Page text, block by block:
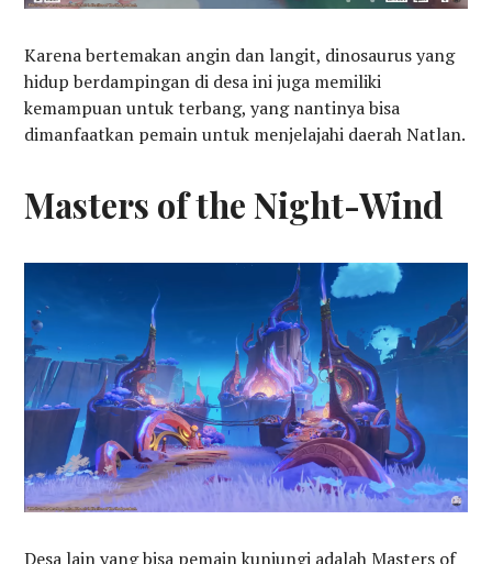
Karena bertemakan angin dan langit, dinosaurus yang
hidup berdampingan di desa ini juga memiliki
kemampuan untuk terbang, yang nantinya bisa
dimanfaatkan pemain untuk menjelajahi daerah Natlan.
Masters of the Night-Wind
Desa lain yang bisa pemain kunjungi adalah Masters of